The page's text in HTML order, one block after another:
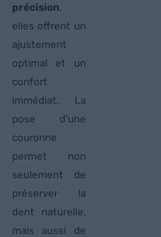
précision,
elles offrent un
ajustement
optimal et un
confort
immédiat. La
pose d’une
couronne
permet non
seulement de
préserver la
dent naturelle,
mais aussi de